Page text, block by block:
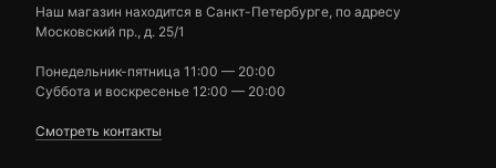
Наш магазин находится в Санкт-Петербурге, по адресу
Московский пр., д. 25/1
Понедельник-пятница 11:00 — 20:00
Суббота и воскресенье 12:00 — 20:00
Смотреть контакты